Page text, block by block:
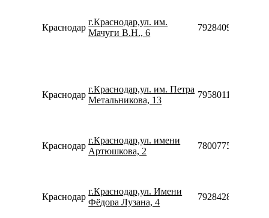
Краснодар
г.Краснодар,ул. им.
Мачуги В.Н., 6
79284095659
Краснодар
г.Краснодар,ул. им. Петра
Метальникова, 13
79580119303
Краснодар
г.Краснодар,ул. имени
Артюшкова, 2
78007753553
Краснодар
г.Краснодар,ул. Имени
Фёдора Лузана, 4
79284285998